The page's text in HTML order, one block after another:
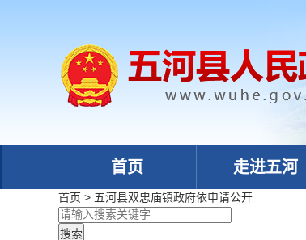
首页 走进五河
首页 > 五河县双忠庙镇政府依申请公开